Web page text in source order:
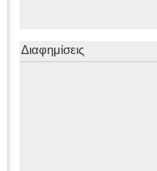
Διαφημίσεις